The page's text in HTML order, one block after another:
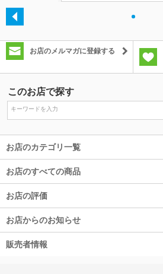
お店のメルマガに登録する
このお店で探す
お店のカテゴリ一覧
お店のすべての商品
お店の評価
お店からのお知らせ
販売者情報
除外ワード